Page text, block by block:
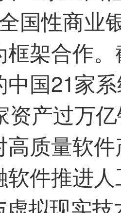
国性商业
框架合作
中国21家
资产过万
高质量软
软件推进